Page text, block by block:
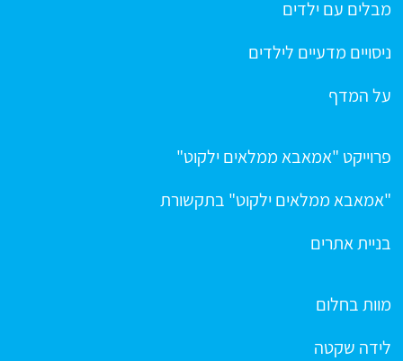
מבלים עם ילדים
ניסויים מדעיים לילדים
על המדף
פרוייקט "אמאבא ממלאים ילקוט"
"אמאבא ממלאים ילקוט" בתקשורת
בניית אתרים
מוות בחלום
לידה שקטה